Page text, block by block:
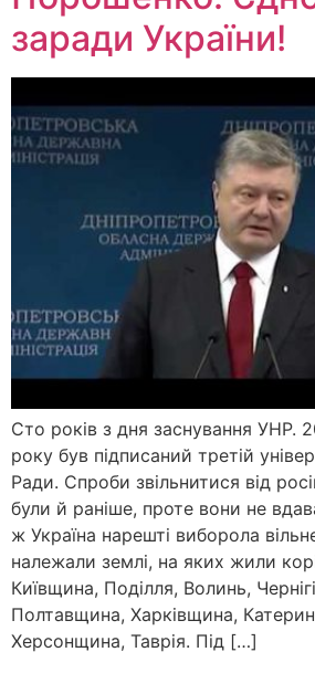
заради України!
Сто років з дня заснування УНР.
року був підписаний третій
Ради. Спроби звільнитися від
були й раніше, проте вони не
ж Україна нарешті виборола
належали землі, на яких жили
Київщина, Поділля, Волинь,
Полтавщина, Харківщина,
Херсонщина, Таврія. Під […]